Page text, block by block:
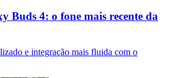
Buds 4: o fone mais recente da
e integração mais fluida com o